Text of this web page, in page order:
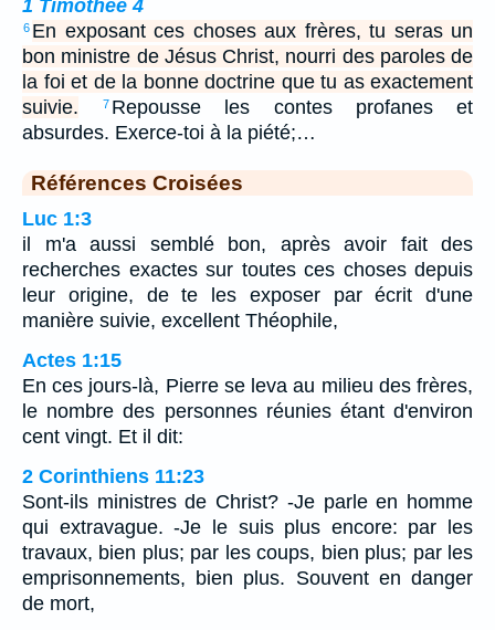
1 Timothée 4
6 En exposant ces choses aux frères, tu seras un
bon ministre de Jésus Christ, nourri des paroles de
la foi et de la bonne doctrine que tu as exactement
suivie.
7 Repousse les contes profanes et
absurdes. Exerce-toi à la piété;…
Références Croisées
Luc 1:3
il m'a aussi semblé bon, après avoir fait des
recherches exactes sur toutes ces choses depuis
leur origine, de te les exposer par écrit d'une
manière suivie, excellent Théophile,
Actes 1:15
En ces jours-là, Pierre se leva au milieu des frères,
le nombre des personnes réunies étant d'environ
cent vingt. Et il dit:
2 Corinthiens 11:23
Sont-ils ministres de Christ? -Je parle en homme
qui extravague. -Je le suis plus encore: par les
travaux, bien plus; par les coups, bien plus; par les
emprisonnements, bien plus. Souvent en danger
de mort,